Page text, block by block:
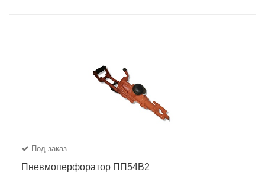
Под заказ
Пневмоперфоратор ПП54В2